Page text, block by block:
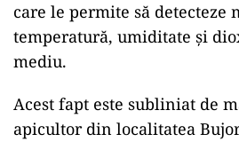
care le permite să detecteze
temperatură, umiditate și
mediu.
Acest fapt este subliniat de
apicultor din localitatea